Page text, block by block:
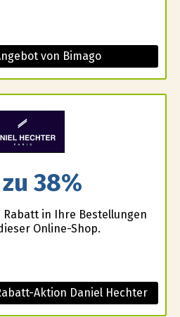
von Bimago
38%
Rabatt in Ihre Bestellungen
Online-Shop.
Aktion Daniel Hechter